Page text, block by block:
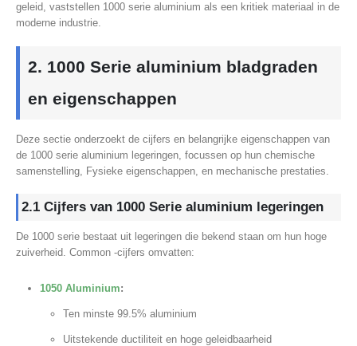
geleid, vaststellen 1000 serie aluminium als een kritiek materiaal in de
moderne industrie.
2. 1000 Serie aluminium bladgraden
en eigenschappen
Deze sectie onderzoekt de cijfers en belangrijke eigenschappen van
de 1000 serie aluminium legeringen, focussen op hun chemische
samenstelling, Fysieke eigenschappen, en mechanische prestaties.
2.1 Cijfers van 1000 Serie aluminium legeringen
De 1000 serie bestaat uit legeringen die bekend staan ​​om hun hoge
zuiverheid. Common -cijfers omvatten:
1050 Aluminium:
Ten minste 99.5% aluminium
Uitstekende ductiliteit en hoge geleidbaarheid